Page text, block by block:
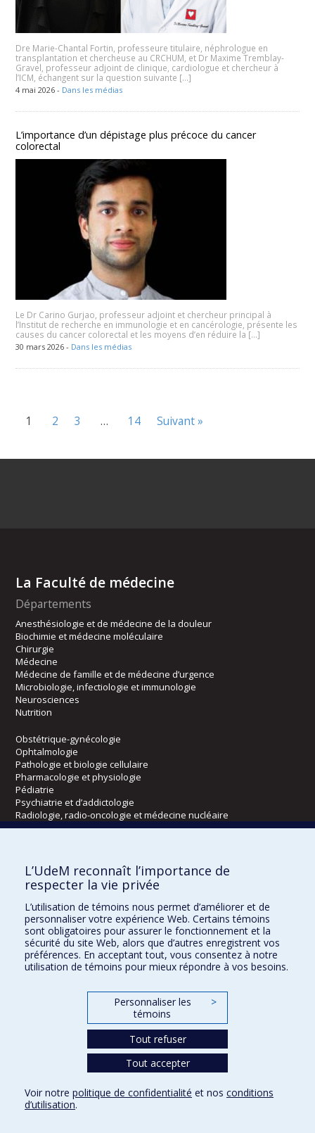
Dre Marie-Chantal Fortin, professeure titulaire, néphrologue en
transplantation et chercheuse au CRCHUM, et Dr Maxime Tremblay-
Gravel, professeur adjoint de clinique, cardiologue et chercheur à
l’ICM, échangent sur la question suivante […]
4 mai 2026 - Dans les médias
L’importance d’un dépistage plus précoce du cancer
colorectal
Le Dr Carino Gurjao, professeur adjoint et chercheur principal à
l’Institut de recherche en immunologie et en cancérologie, présente les
causes du cancer colorectal et les moyens d’en réduire la […]
30 mars 2026 - Dans les médias
1 2 3 … 14 Suivant »
La Faculté de médecine
Départements
Anesthésiologie et de médecine de la douleur
Biochimie et médecine moléculaire
Chirurgie
Médecine
Médecine de famille et de médecine d’urgence
Microbiologie, infectiologie et immunologie
Neurosciences
Nutrition
Obstétrique-gynécologie
Ophtalmologie
Pathologie et biologie cellulaire
Pharmacologie et physiologie
Pédiatrie
Psychiatrie et d’addictologie
Radiologie, radio-oncologie et médecine nucléaire
Écoles
Kinésiologie et des sciences de l’activité physique
Orthophonie et audiologie
Réadaptation
Directions
DPC
CPASS
L’UdeM reconnaît l’importance de
respecter la vie privée
L’utilisation de témoins nous permet d’améliorer et de
personnaliser votre expérience Web. Certains témoins
sont obligatoires pour assurer le fonctionnement et la
sécurité du site Web, alors que d’autres enregistrent vos
préférences. En acceptant tout, vous consentez à notre
utilisation de témoins pour mieux répondre à vos besoins.
Personnaliser les
témoins
>
Tout refuser
Tout accepter
Voir notre politique de confidentialité et nos conditions
d’utilisation.